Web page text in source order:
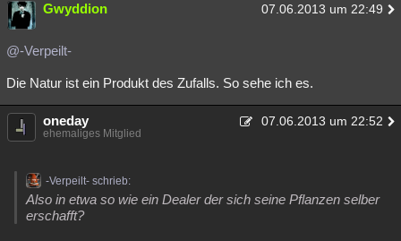
Gwyddion 07.06.2013 um 22:49
@-Verpeilt-
Die Natur ist ein Produkt des Zufalls. So sehe ich es.
oneday 07.06.2013 um 22:52
ehemaliges Mitglied
-Verpeilt- schrieb:
Also in etwa so wie ein Dealer der sich seine Pflanzen selber
erschafft?